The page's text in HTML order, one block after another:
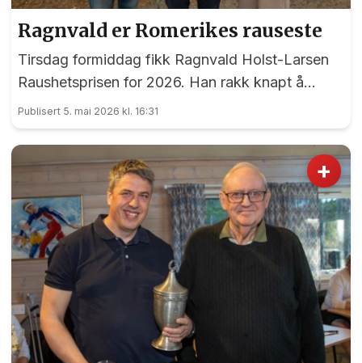
Ragnvald er Romerikes rauseste
Tirsdag formiddag fikk Ragnvald Holst-Larsen
Raushetsprisen for 2026. Han rakk knapt å
takke før planen for halvparten av prispengene
var lagt, og selvsagt skal de brukes på andre.
Publisert 5. mai 2026 kl. 16:31
+